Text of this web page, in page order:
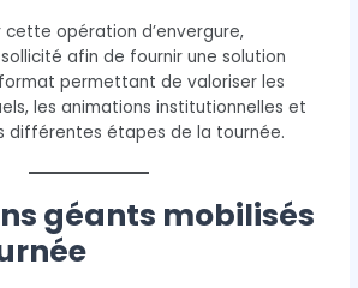
opération d’envergure,
sollicité afin de fournir une solution
permettant de valoriser les
les animations institutionnelles et
différentes étapes de la tournée.
géants mobilisés